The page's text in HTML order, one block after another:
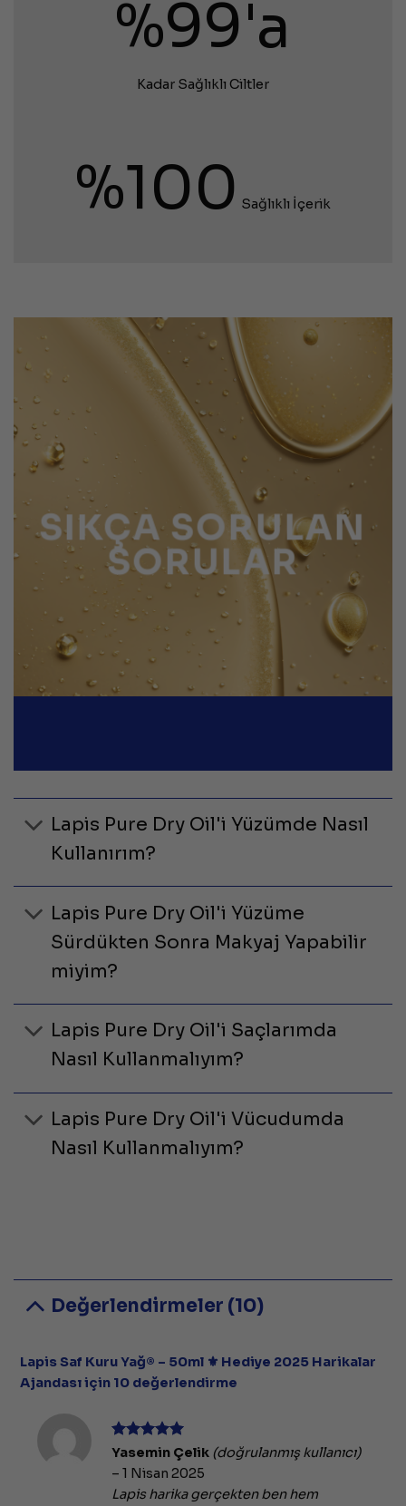
%99'a
Kadar Sağlıklı Ciltler
%100 Sağlıklı İçerik
Lapis Pure Dry Oil'i Yüzümde Nasıl
Kullanırım?
Lapis Pure Dry Oil'i Yüzüme
Sürdükten Sonra Makyaj Yapabilir
miyim?
Lapis Pure Dry Oil'i Saçlarımda
Nasıl Kullanmalıyım?
Lapis Pure Dry Oil'i Vücudumda
Nasıl Kullanmalıyım?
SIKÇA SORULAN
SORULAR
Değerlendirmeler (10)
Lapis Saf Kuru Yağ® – 50ml ⚜️ Hediye 2025 Harikalar
Ajandasıiçin 10 değerlendirme
5 üzerinden
Yasemin Çelik (doğrulanmış kullanıcı)
– 1 Nisan 2025
Lapis harika gerçekten ben hem